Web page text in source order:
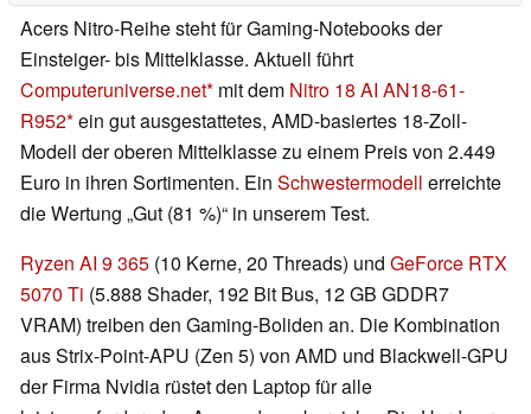
Acers Nitro-Reihe steht für Gaming-Notebooks der
Einsteiger- bis Mittelklasse. Aktuell führt
Computeruniverse.net mit dem Nitro 18 AI AN18-61-
R952 ein gut ausgestattetes, AMD-basiertes 18-Zoll-
Modell der oberen Mittelklasse zu einem Preis von 2.449
Euro in ihren Sortimenten. Ein Schwestermodell erreichte
die Wertung „Gut (81 %)“ in unserem Test.
Ryzen AI 9 365 (10 Kerne, 20 Threads) und GeForce RTX
5070 Ti (5.888 Shader, 192 Bit Bus, 12 GB GDDR7
VRAM) treiben den Gaming-Boliden an. Die Kombination
aus Strix-Point-APU (Zen 5) von AMD und Blackwell-GPU
der Firma Nvidia rüstet den Laptop für alle